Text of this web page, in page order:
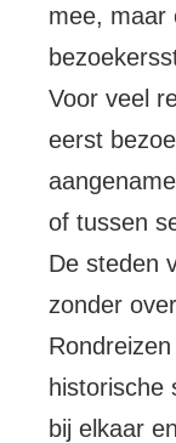
mee, maar
Voor veel
eerst
of tussen
De steden
zonder
historische
bij elkaar